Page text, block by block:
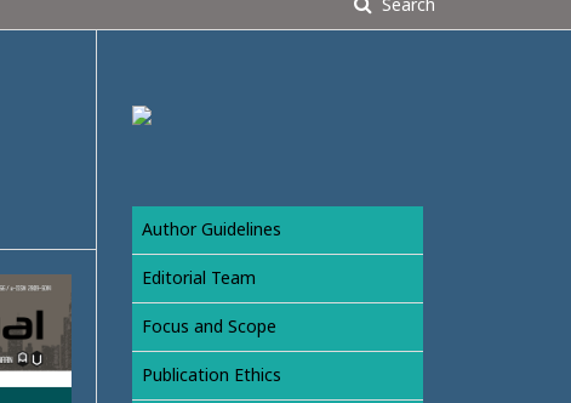
Author Guidelines
Editorial Team
Focus and Scope
Publication Ethics